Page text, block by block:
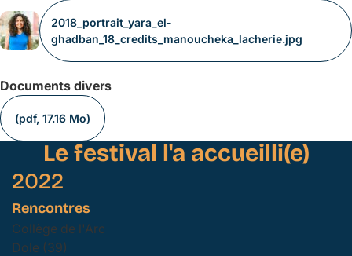
2018_portrait_yara_el-
ghadban_18_credits_manoucheka_lacherie.jpg
Documents divers
(pdf, 17.16 Mo)
Le festival l'a accueilli(e)
2022
Rencontres
Collège de l'Arc
Dole (39)